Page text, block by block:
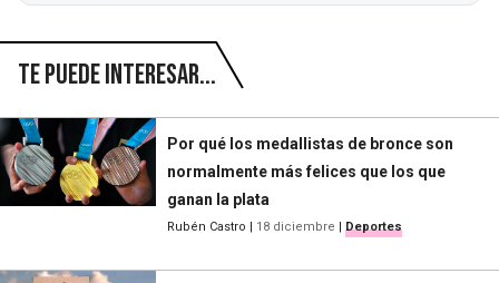
Te puede interesar...
Por qué los medallistas de bronce son
normalmente más felices que los que
ganan la plata
Rubén Castro 18 diciembre Deportes